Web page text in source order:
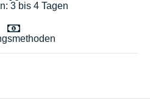
3 bis 4 Tagen